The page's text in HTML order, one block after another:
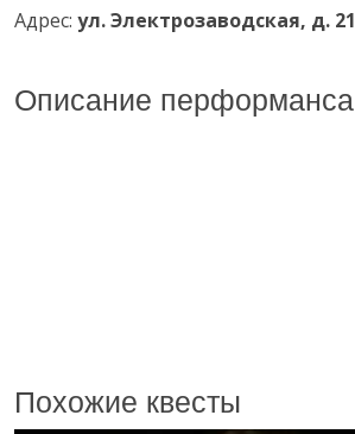
Адрес: ул. Электрозаводская, д. 21
Описание перформанса
Похожие квесты